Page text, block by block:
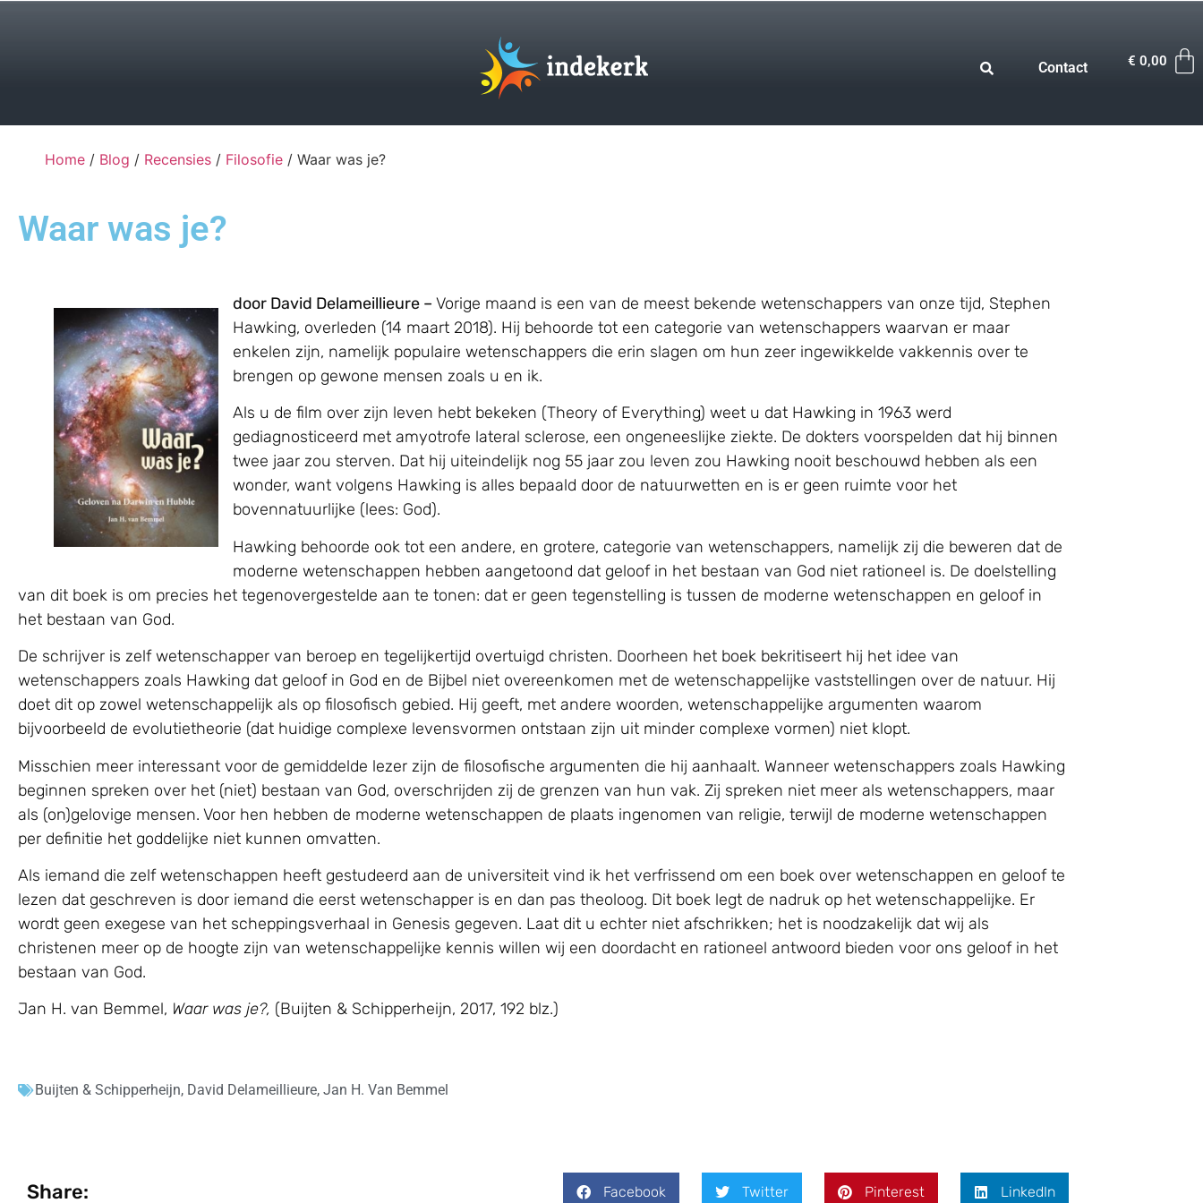
Contact € 0,00
Home / Blog / Recensies / Filosofie / Waar was je?
Waar was je?
door David Delameillieure – Vorige maand is een van de meest bekende wetenschappers van onze tijd, Stephen
Hawking, overleden (14 maart 2018). Hij behoorde tot een categorie van wetenschappers waarvan er maar
enkelen zijn, namelijk populaire wetenschappers die erin slagen om hun zeer ingewikkelde vakkennis over te
brengen op gewone mensen zoals u en ik.
Als u de film over zijn leven hebt bekeken (Theory of Everything) weet u dat Hawking in 1963 werd
gediagnosticeerd met amyotrofe lateral sclerose, een ongeneeslijke ziekte. De dokters voorspelden dat hij binnen
twee jaar zou sterven. Dat hij uiteindelijk nog 55 jaar zou leven zou Hawking nooit beschouwd hebben als een
wonder, want volgens Hawking is alles bepaald door de natuurwetten en is er geen ruimte voor het
bovennatuurlijke (lees: God).
Hawking behoorde ook tot een andere, en grotere, categorie van wetenschappers, namelijk zij die beweren dat de
moderne wetenschappen hebben aangetoond dat geloof in het bestaan van God niet rationeel is. De doelstelling
van dit boek is om precies het tegenovergestelde aan te tonen: dat er geen tegenstelling is tussen de moderne wetenschappen en geloof in
het bestaan van God.
De schrijver is zelf wetenschapper van beroep en tegelijkertijd overtuigd christen. Doorheen het boek bekritiseert hij het idee van
wetenschappers zoals Hawking dat geloof in God en de Bijbel niet overeenkomen met de wetenschappelijke vaststellingen over de natuur. Hij
doet dit op zowel wetenschappelijk als op filosofisch gebied. Hij geeft, met andere woorden, wetenschappelijke argumenten waarom
bijvoorbeeld de evolutietheorie (dat huidige complexe levensvormen ontstaan zijn uit minder complexe vormen) niet klopt.
Misschien meer interessant voor de gemiddelde lezer zijn de filosofische argumenten die hij aanhaalt. Wanneer wetenschappers zoals Hawking
beginnen spreken over het (niet) bestaan van God, overschrijden zij de grenzen van hun vak. Zij spreken niet meer als wetenschappers, maar
als (on)gelovige mensen. Voor hen hebben de moderne wetenschappen de plaats ingenomen van religie, terwijl de moderne wetenschappen
per definitie het goddelijke niet kunnen omvatten.
Als iemand die zelf wetenschappen heeft gestudeerd aan de universiteit vind ik het verfrissend om een boek over wetenschappen en geloof te
lezen dat geschreven is door iemand die eerst wetenschapper is en dan pas theoloog. Dit boek legt de nadruk op het wetenschappelijke. Er
wordt geen exegese van het scheppingsverhaal in Genesis gegeven. Laat dit u echter niet afschrikken; het is noodzakelijk dat wij als
christenen meer op de hoogte zijn van wetenschappelijke kennis willen wij een doordacht en rationeel antwoord bieden voor ons geloof in het
bestaan van God.
Jan H. van Bemmel, Waar was je?, (Buijten & Schipperheijn, 2017, 192 blz.)
Buijten & Schipperheijn, David Delameillieure, Jan H. Van Bemmel
Share: Facebook Twitter Pinterest LinkedIn